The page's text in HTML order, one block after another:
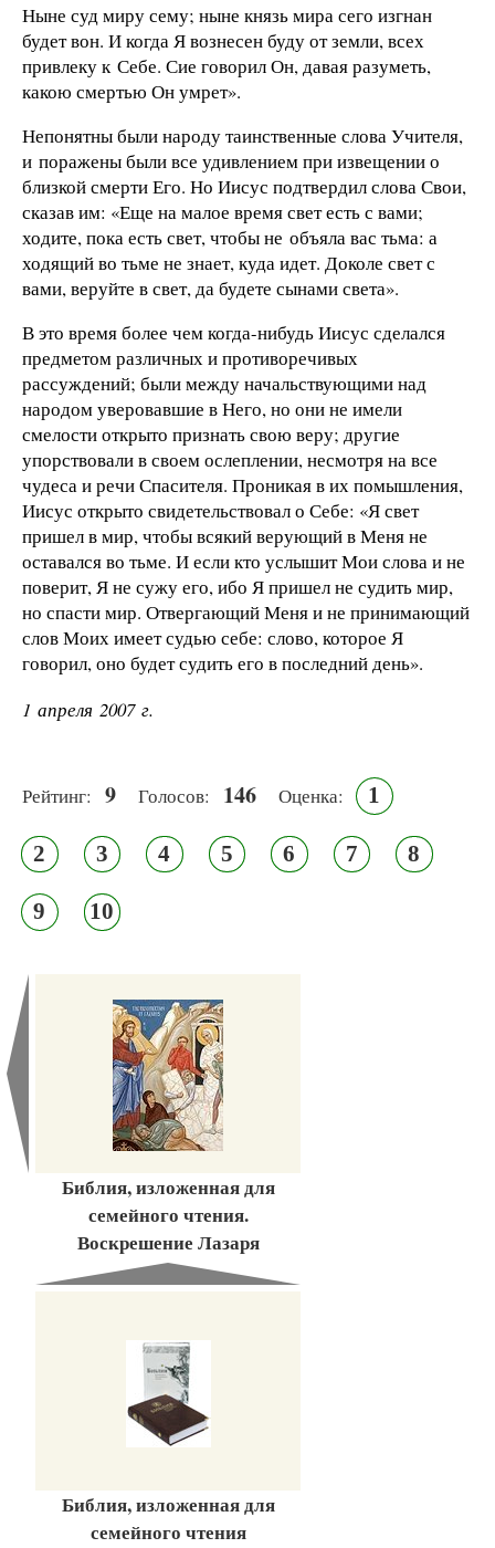
Ныне суд миру сему; ныне князь мира сего изгнан
будет вон. И когда Я вознесен буду от земли, всех
привлеку к Себе. Сие говорил Он, давая разуметь,
какою смертью Он умрет».
Непонятны были народу таинственные слова Учителя,
и поражены были все удивлением при извещении о
близкой смерти Его. Но Иисус подтвердил слова Свои,
сказав им: «Еще на малое время свет есть с вами;
ходите, пока есть свет, чтобы не объяла вас тьма: а
ходящий во тьме не знает, куда идет. Доколе свет с
вами, веруйте в свет, да будете сынами света».
В это время более чем когда-нибудь Иисус сделался
предметом различных и противоречивых
рассуждений; были между начальствующими над
народом уверовавшие в Него, но они не имели
смелости открыто признать свою веру; другие
упорствовали в своем ослеплении, несмотря на все
чудеса и речи Спасителя. Проникая в их помышления,
Иисус открыто свидетельствовал о Себе: «Я свет
пришел в мир, чтобы всякий верующий в Меня не
оставался во тьме. И если кто услышит Мои слова и не
поверит, Я не сужу его, ибо Я пришел не судить мир,
но спасти мир. Отвергающий Меня и не принимающий
слов Моих имеет судью себе: слово, которое Я
говорил, оно будет судить его в последний день».
1 апреля 2007 г.
Рейтинг: 9 Голосов: 146 Оценка: 1
2 3 4 5 6 7 8
9 10
Библия, изложенная для
семейного чтения.
Воскрешение Лазаря
Библия, изложенная для
семейного чтения